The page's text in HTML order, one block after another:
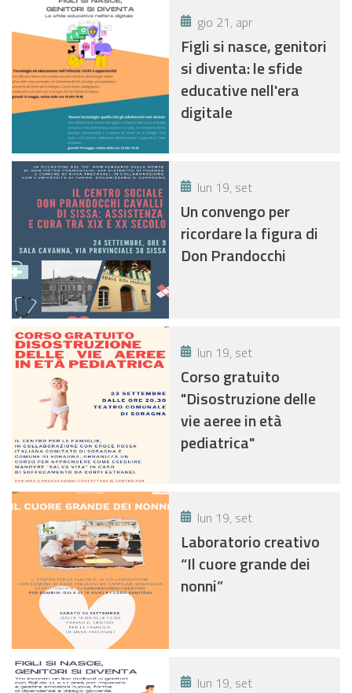
gio 21, apr
Figli si nasce, genitori
si diventa: le sfide
educative nell'era
digitale
lun 19, set
Un convengo per
ricordare la figura di
Don Prandocchi
lun 19, set
Corso gratuito
"Disostruzione delle
vie aeree in età
pediatrica"
lun 19, set
Laboratorio creativo
“Il cuore grande dei
nonni”
lun 19, set